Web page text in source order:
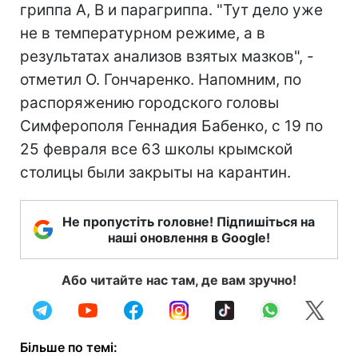
гриппа А, В и парагриппа. "Тут дело уже
не в температурном режиме, а в
результатах анализов взятых мазков", -
отметил О. Гончаренко. Напомним, по
распоряжению городского головы
Симферополя Геннадия Бабенко, с 19 по
25 февраля все 63 школы крымской
столицы были закрыты на карантин.
Не пропустіть головне! Підпишіться на
наші оновлення в Google!
Або читайте нас там, де вам зручно!
Більше по темі: